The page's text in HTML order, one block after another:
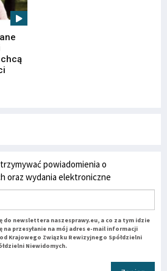
powiadomienia o
oraz wydania elektroniczne
do newslettera naszesprawy.eu, a co za tym idzie
na przesyłanie na mój adres e-mail informacji
Krajowego Związku Rewizyjnego Spółdzielni
Niewidomych.